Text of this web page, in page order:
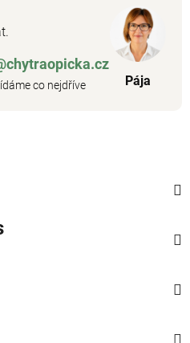
co nejdříve Pája